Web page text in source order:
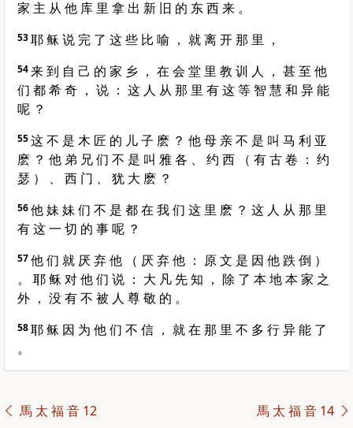
家 主 从 他 库 里 拿 出 新 旧 的 东 西 来 。
53耶 稣 说 完 了 这 些 比 喻 ， 就 离 开 那 里 ，
54来 到 自 己 的 家 乡 ， 在 会 堂 里 教 训 人 ， 甚 至 他
们 都 希 奇 ， 说 ： 这 人 从 那 里 有 这 等 智 慧 和 异 能
呢 ？
55这 不 是 木 匠 的 儿 子 麽 ？ 他 母 亲 不 是 叫 马 利 亚
麽 ？ 他 弟 兄 们 不 是 叫 雅 各 、 约 西 （ 有 古 卷 ： 约
瑟 ） 、 西 门 、 犹 大 麽 ？
56他 妹 妹 们 不 是 都 在 我 们 这 里 麽 ？ 这 人 从 那 里
有 这 一 切 的 事 呢 ？
57他 们 就 厌 弃 他 （ 厌 弃 他 ： 原 文 是 因 他 跌 倒 ）
。 耶 稣 对 他 们 说 ： 大 凡 先 知 ， 除 了 本 地 本 家 之
外 ， 没 有 不 被 人 尊 敬 的 。
58耶 稣 因 为 他 们 不 信 ， 就 在 那 里 不 多 行 异 能 了
。
馬 太 福 音 12 馬 太 福 音 14